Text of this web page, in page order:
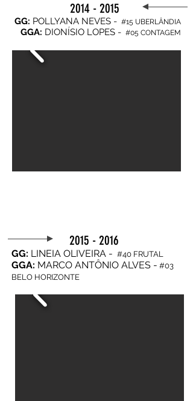
2014 - 2015
GG: POLLYANA NEVES - #15 UBERLÂNDIA
GGA: DIONÍSIO LOPES - #05 CONTAGEM
2015 - 2016
GG: LINEIA OLIVEIRA - #40 FRUTAL
GGA: MARCO ANTÔNIO ALVES - #03
BELO HORIZONTE